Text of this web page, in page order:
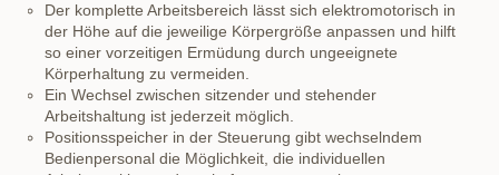
Der komplette Arbeitsbereich lässt sich elektromotorisch in
der Höhe auf die jeweilige Körpergröße anpassen und hilft
so einer vorzeitigen Ermüdung durch ungeeignete
Körperhaltung zu vermeiden.
Ein Wechsel zwischen sitzender und stehender
Arbeitshaltung ist jederzeit möglich.
Positionsspeicher in der Steuerung gibt wechselndem
Bedienpersonal die Möglichkeit, die individuellen